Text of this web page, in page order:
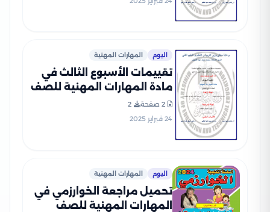
اليوم المهارات المهنية
تقييمات الأسبوع الثالث في
مادة المهارات المهنية للصف
الرابع الإبتدائي الترم الثاني
2025 بصيغة PDF
2 صفحة
2
24 فبراير 2025
اليوم المهارات المهنية
تحميل مراجعة الخوارزمي في
المهارات المهنية للصف